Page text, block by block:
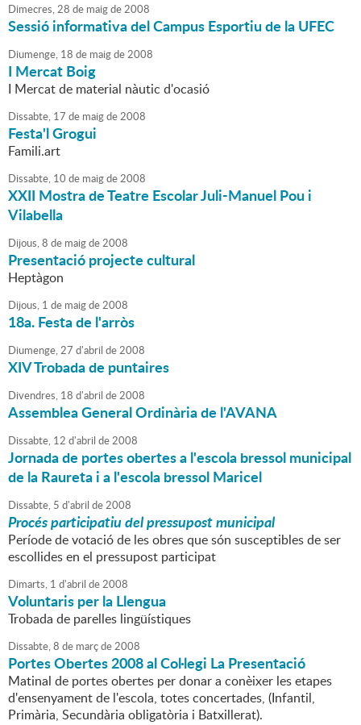
Dimecres,28 de maigde2008
Sessió informativa del Campus Esportiu de la UFEC
Diumenge, 18 de maigde2008
I Mercat Boig
I Mercat de material nàutic d'ocasió
Dissabte, 17 de maigde2008
Festa'l Grogui
Famili.art
Dissabte, 10 de maigde2008
XXII Mostra de Teatre Escolar Juli-Manuel Pou i
Vilabella
Dijous,8 de maigde2008
Presentació projecte cultural
Heptàgon
Dijous, 1 de maigde2008
18a. Festa de l'arròs
Diumenge,27 d'abril de2008
XIV Trobada de puntaires
Divendres, 18 d'abril de2008
Assemblea General Ordinària de l'AVANA
Dissabte, 12 d'abril de2008
Jornada de portes obertes a l'escola bressol municipal
de la Raureta i a l'escola bressol Maricel
Dissabte, 5 d'abril de2008
Procés participatiu del pressupost municipal
Període de votació de les obres que són susceptibles de ser
escollides en el pressupost participat
Dimarts, 1 d'abril de2008
Voluntaris per la Llengua
Trobada de parelles lingüístiques
Dissabte,8 de marçde2008
Portes Obertes 2008 al Col·legi La Presentació
Matinal de portes obertes per donar a conèixer les etapes
d'ensenyament de l'escola, totes concertades, (Infantil,
Primària, Secundària obligatòria i Batxillerat).